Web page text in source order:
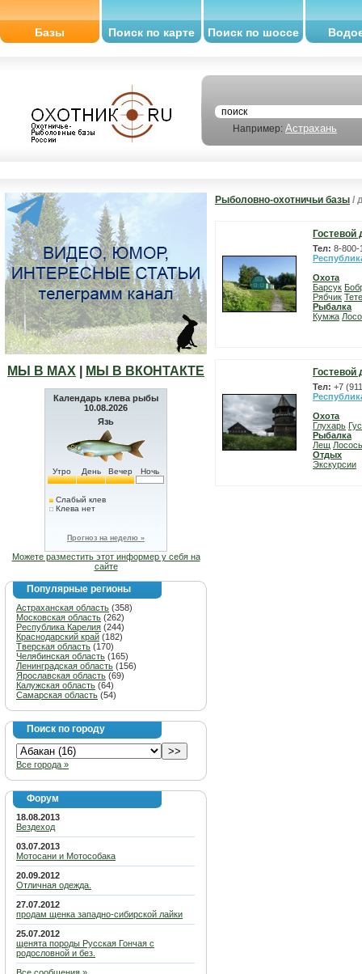
Базы Поиск по карте Поиск по шоссе
Например: Астрахань
МЫ В МАХ МЫ В ВКОНТАКТЕ
Календарь клева рыбы
10.08.2026
Язь
Утро День Вечер Ночь
Слабый клев
Клева нет
Прогноз на неделю »
Можете разместить этот информер у себя на
сайте
Популярные регионы
Астраханская область (358)
Московская область (262)
Республика Карелия (244)
Краснодарский край (182)
Тверская область (170)
Челябинская область (165)
Ленинградская область (156)
Ярославская область (69)
Калужская область (64)
Самарская область (54)
Поиск по городу
Все города »
Форум
18.08.2013
Вездеход
03.07.2013
Мотосани и Мотособака
20.09.2012
Отличная одежда.
27.07.2012
продам щенка западно-сибирской лайки
25.07.2012
щенята породы Русская Гончая с
родословной и без.
Рыболовно-охотничьи базы /
Тел: 8-800-
Охота
Барсук
Рябчик
Рыбалка
Кумжа
Гостевой
Тел: +7
Охота
Глухарь
Рыбалка
Лещ Лосось
Отдых
Экскурсии